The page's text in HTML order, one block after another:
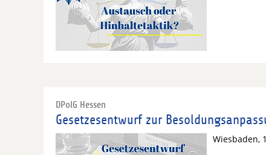
DPolG Hessen
Gesetzesentwurf zur
Wiesbaden,